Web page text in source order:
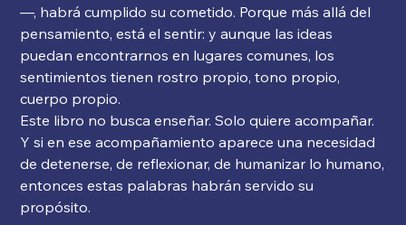
—, habrá cumplido su cometido. Porque más allá del
pensamiento, está el sentir: y aunque las ideas
puedan encontrarnos en lugares comunes, los
sentimientos tienen rostro propio, tono propio,
cuerpo propio.
Este libro no busca enseñar. Solo quiere acompañar.
Y si en ese acompañamiento aparece una necesidad
de detenerse, de reflexionar, de humanizar lo humano,
entonces estas palabras habrán servido su
propósito.